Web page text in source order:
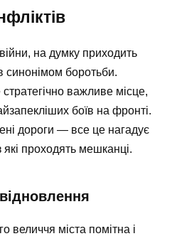
на думку приходить
синонімом боротьби.
важливе місце,
боїв на фронті.
дороги — все це нагадує
проходять мешканці.
величчя міста помітна і